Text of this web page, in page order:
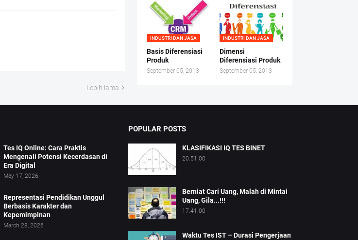
Lebih lama
INDUSTRI DAN JASA
Basis Diferensiasi
Produk
September 05, 2013
INDUSTRI DAN JASA
Dimensi
Diferensiasi Produk
September 05, 2013
Tes IQ Online: Cara Praktis
Mengenali Potensi Kecerdasan di
Era Digital
May 17, 2026
Representasi Pendidikan Unggul
Berbasis Karakter dan
Kepemimpinan
March 28, 2026
POPULAR POSTS
KLASIFIKASI IQ TES BINET
20.51.00
Berniat Cari Uang, Malah di Mintai
Uang, Gila...!!!
17.41.00
Waktu Tes IST – Durasi Pengerjaan